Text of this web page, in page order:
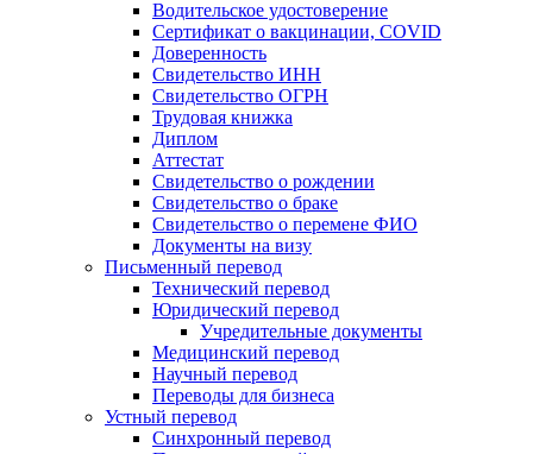
Водительское удостоверение
Сертификат о вакцинации, COVID
Доверенность
Свидетельство ИНН
Свидетельство ОГРН
Трудовая книжка
Диплом
Аттестат
Свидетельство о рождении
Свидетельство о браке
Свидетельство о перемене ФИО
Документы на визу
Письменный перевод
Технический перевод
Юридический перевод
Учредительные документы
Медицинский перевод
Научный перевод
Переводы для бизнеса
Устный перевод
Синхронный перевод